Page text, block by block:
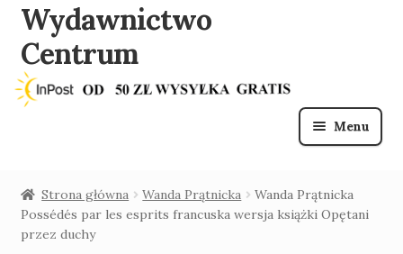
Przejdź
do
nawigacji
Przejdź
do
treści
Wydawnictwo
Centrum
Menu
Sklep
Strona główna Wanda Prątnicka
Wanda Prątnicka
Possédés par les esprits francuska wersja książki Opętani
przez duchy